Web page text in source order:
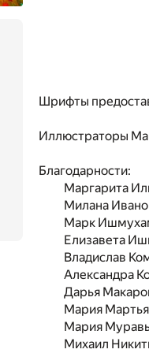
Шрифты
Иллюстраторы
Благодарности:
Маргарита
Милана
Марк
Елизавета
Владислав
Александра
Дарья
Мария
Мария
Михаил